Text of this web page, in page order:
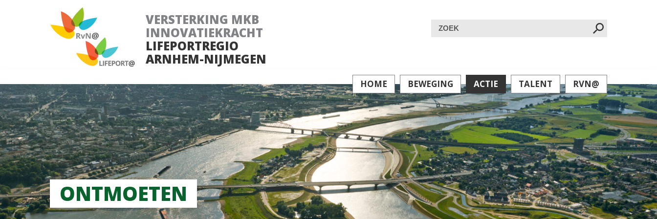
VERSTERKING MKB
INNOVATIEKRACHT
LIFEPORTREGIO
ARNHEM-NIJMEGEN
Zoeken
HOME BEWEGING ACTIE TALENT RVN@
ONTMOETEN